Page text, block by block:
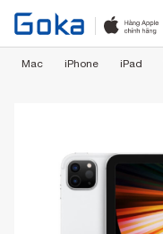
Mac iPhone iPad